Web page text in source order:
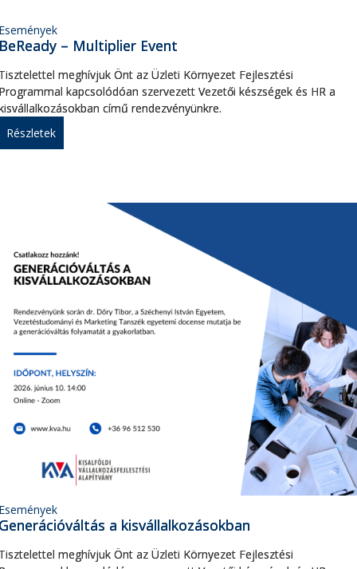
– Multiplier Event
meghívjuk Önt az Üzleti Környezet Fejlesztési
kapcsolódóan szervezett Vezetői készségek és HR a
című rendezvényünkre.
Részletek
a kisvállalkozásokban
meghívjuk Önt az Üzleti Környezet Fejlesztési